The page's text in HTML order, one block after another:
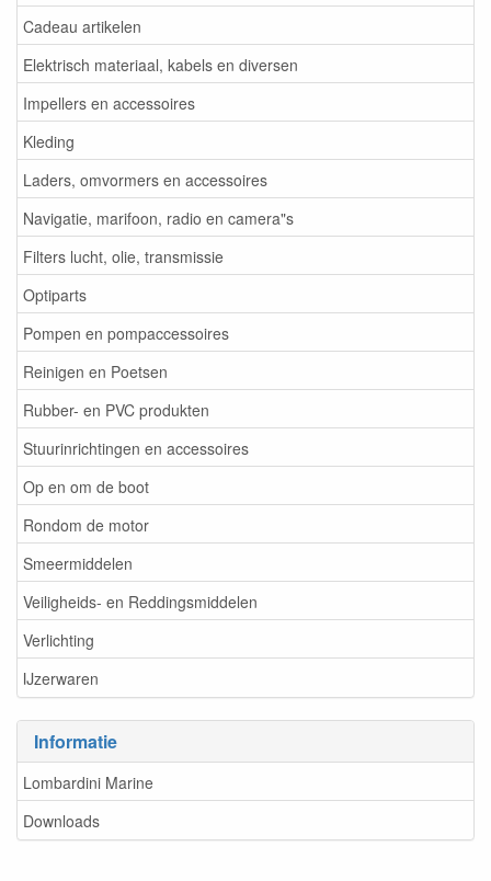
Cadeau artikelen
Elektrisch materiaal, kabels en diversen
Impellers en accessoires
Kleding
Laders, omvormers en accessoires
Navigatie, marifoon, radio en camera"s
Filters lucht, olie, transmissie
Optiparts
Pompen en pompaccessoires
Reinigen en Poetsen
Rubber- en PVC produkten
Stuurinrichtingen en accessoires
Op en om de boot
Rondom de motor
Smeermiddelen
Veiligheids- en Reddingsmiddelen
Verlichting
IJzerwaren
Informatie
Lombardini Marine
Downloads